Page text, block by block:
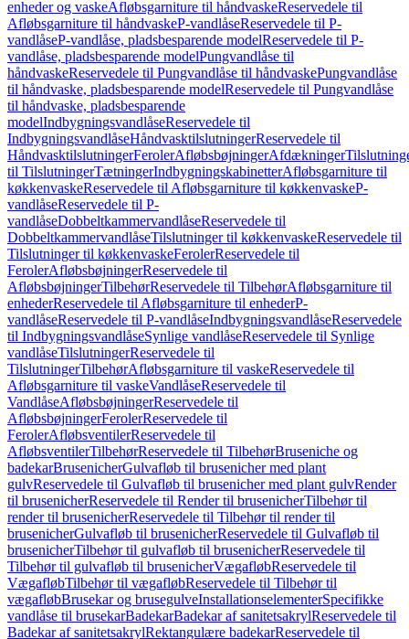
enheder og vaskeAfløbsgarniture til håndvaskeReservedele til
Afløbsgarniture til håndvaskeP-vandlåseReservedele til P-
vandlåseP-vandlåse, pladsbesparende modelReservedele til P-
vandlåse, pladsbesparende modelPungvandlåse til
håndvaskeReservedele til Pungvandlåse til håndvaskePungvandlåse
til håndvaske, pladsbesparende modelReservedele til Pungvandlåse
til håndvaske, pladsbesparende
modelIndbygningsvandlåseReservedele til
IndbygningsvandlåseHåndvasktilslutningerReservedele til
HåndvasktilslutningerFerolerAfløbsbøjningerAfdækninger
til TilslutningerTætningerIndbygningskabinetterAfløbsgarniture til
køkkenvaskeReservedele til Afløbsgarniture til køkkenvaskeP-
vandlåseReservedele til P-
vandlåseDobbeltkammervandlåseReservedele til
DobbeltkammervandlåseTilslutninger til køkkenvaskeReservedele til
Tilslutninger til køkkenvaskeFerolerReservedele til
FerolerAfløbsbøjningerReservedele til
AfløbsbøjningerTilbehørReservedele til TilbehørAfløbsgarniture til
enhederReservedele til Afløbsgarniture til enhederP-
vandlåseReservedele til P-vandlåseIndbygningsvandlåseReservedele
til IndbygningsvandlåseSynlige vandlåseReservedele til Synlige
vandlåseTilslutningerReservedele til
TilslutningerTilbehørAfløbsgarniture til vaskeReservedele til
Afløbsgarniture til vaskeVandlåseReservedele til
VandlåseAfløbsbøjningerReservedele til
AfløbsbøjningerFerolerReservedele til
FerolerAfløbsventilerReservedele til
AfløbsventilerTilbehørReservedele til TilbehørBruseniche og
badekarBrusenicherGulvafløb til brusenicher med plant
gulvReservedele til Gulvafløb til brusenicher med plant gulvRender
til brusenicherReservedele til Render til brusenicherTilbehør til
render til brusenicherReservedele til Tilbehør til render til
brusenicherGulvafløb til brusenicherReservedele til Gulvafløb til
brusenicherTilbehør til gulvafløb til brusenicherReservedele til
Tilbehør til gulvafløb til brusenicherVægafløbReservedele til
VægafløbTilbehør til vægafløbReservedele til Tilbehør til
vægafløbBrusekar og brusegulveInstallationselementerSpecifikke
vandlåse til brusekarBadekarBadekar af sanitetsakrylReservedele til
Badekar af sanitetsakrylRektangulære badekarReservedele til